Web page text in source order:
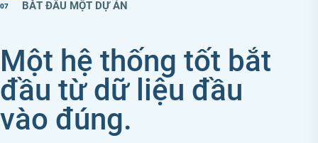
07 BẮT ĐẦU MỘT DỰ ÁN
Một hệ thống tốt bắt
đầu từ dữ liệu đầu
vào đúng.